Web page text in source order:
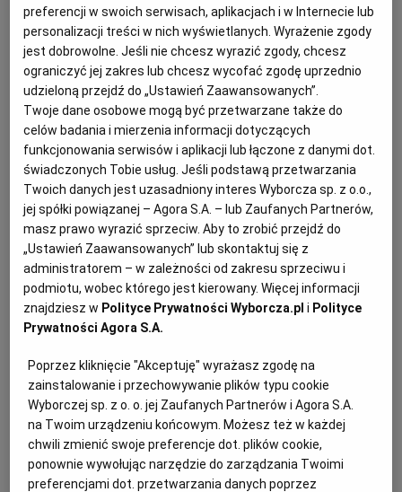
Sortuj wg daty: od najnowszej
Lista artykułów
preferencji w swoich serwisach, aplikacjach i w Internecie lub
personalizacji treści w nich wyświetlanych. Wyrażenie zgody
jest dobrowolne. Jeśli nie chcesz wyrazić zgody, chcesz
ograniczyć jej zakres lub chcesz wycofać zgodę uprzednio
udzieloną przejdź do „Ustawień Zaawansowanych”.
Twoje dane osobowe mogą być przetwarzane także do
celów badania i mierzenia informacji dotyczących
funkcjonowania serwisów i aplikacji lub łączone z danymi dot.
świadczonych Tobie usług. Jeśli podstawą przetwarzania
Twoich danych jest uzasadniony interes Wyborcza sp. z o.o.,
jej spółki powiązanej – Agora S.A. – lub Zaufanych Partnerów,
masz prawo wyrazić sprzeciw. Aby to zrobić przejdź do
„Ustawień Zaawansowanych” lub skontaktuj się z
administratorem – w zależności od zakresu sprzeciwu i
podmiotu, wobec którego jest kierowany. Więcej informacji
znajdziesz w Polityce Prywatności Wyborcza.pl i Polityce
Prywatności Agora S.A.
Poprzez kliknięcie "Akceptuję" wyrażasz zgodę na
zainstalowanie i przechowywanie plików typu cookie
Wyborczej sp. z o. o. jej Zaufanych Partnerów i Agora S.A.
na Twoim urządzeniu końcowym. Możesz też w każdej
chwili zmienić swoje preferencje dot. plików cookie,
ponownie wywołując narzędzie do zarządzania Twoimi
preferencjami dot. przetwarzania danych poprzez